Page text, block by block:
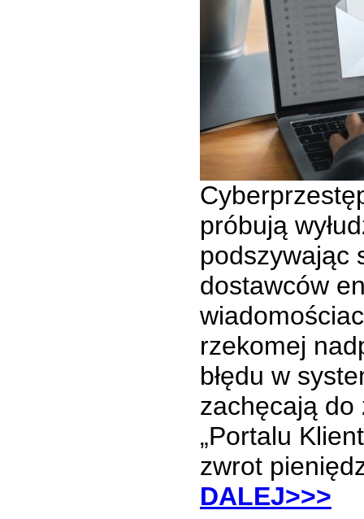
próbują
podszywając
dostawców
rzekomej
błędu w
zachęcają do
„Portalu
zwrot
DALEJ>>>